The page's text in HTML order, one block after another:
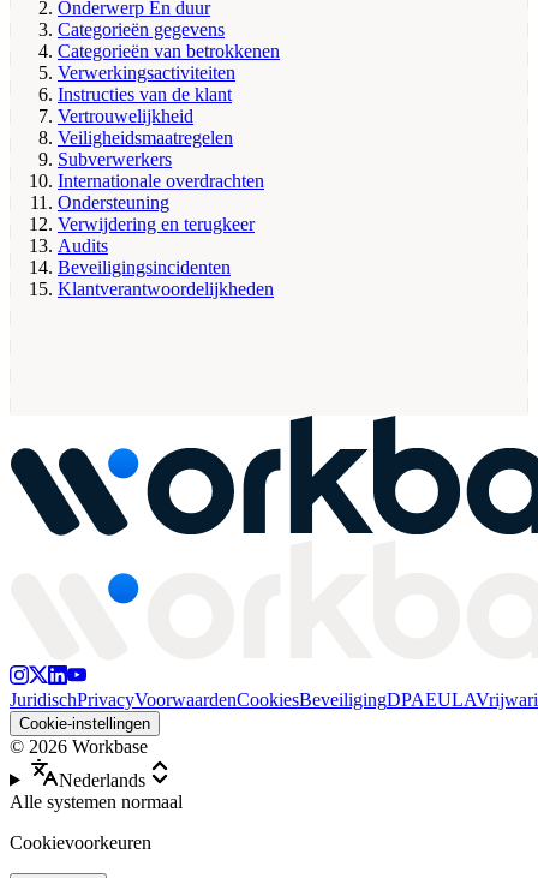
Onderwerp En duur
Categorieën gegevens
Categorieën van betrokkenen
Verwerkingsactiviteiten
Instructies van de klant
Vertrouwelijkheid
Veiligheidsmaatregelen
Subverwerkers
Internationale overdrachten
Ondersteuning
Verwijdering en terugkeer
Audits
Beveiligingsincidenten
Klantverantwoordelijkheden
JuridischPrivacyVoorwaardenCookiesBeveiligingDPAEULA
Cookie-instellingen
© 2026 Workbase
Nederlands
Alle systemen normaal
Cookievoorkeuren